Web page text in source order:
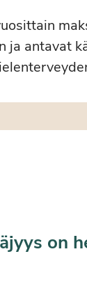
ja antavat
on